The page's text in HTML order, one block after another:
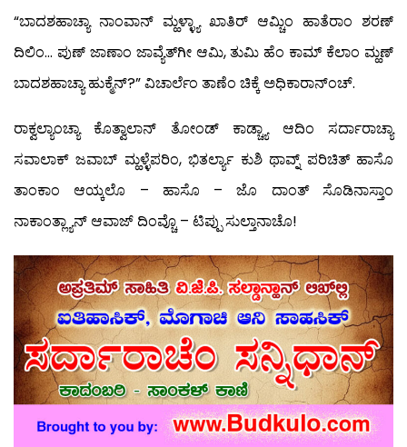
“ಬಾದಶಹಾಚ್ಯಾ ನಾಂವಾನ್ ಮ್ಹಳ್ಳ್ಯಾ ಖಾತಿರ್ ಆಮ್ಚಿಂ ಹಾತೆರಾಂ ಶರಣ್
ದಿಲಿಂ… ಪುಣ್ ಜಾಣಾಂ ಜಾವ್ಯೆತ್‍ಗೀ ಆಮಿ, ತುಮಿ ಹೆಂ ಕಾಮ್ ಕೆಲಾಂ ಮ್ಹಣ್
ಬಾದಶಹಾಚ್ಯಾ ಹುಕ್ಮೆನ್?” ವಿಚಾರ್ಲೆಂ ತಾಣೆಂ ಚಿಕ್ಕೆ ಅಧಿಕಾರಾನ್‍ಂಚ್.
ರಾಕ್ವಲ್ಯಾಂಚ್ಯಾ ಕೊತ್ವಾಲಾನ್ ತೋಂಡ್ ಕಾಡ್ಚ್ಯಾ ಆದಿಂ ಸರ್ದಾರಾಚ್ಯಾ
ಸವಾಲಾಕ್ ಜವಾಬ್ ಮ್ಹಳ್ಳೆಪರಿಂ, ಭಿತರ್ಲ್ಯಾ ಕುಶಿ ಥಾವ್ನ್ ಪರಿಚಿತ್ ಹಾಸೊ
ತಾಂಕಾಂ ಆಯ್ಕಲೊ – ಹಾಸೊ – ಜೊ ದಾಂತ್ ಸೊಡಿನಾಸ್ತಾಂ
ನಾಕಾಂತ್ಲ್ಯಾನ್ ಆವಾಜ್ ದಿಂವ್ಚೊ – ಟಿಪ್ಪು ಸುಲ್ತಾನಾಚೊ!